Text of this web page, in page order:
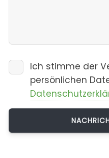
Ich stimme der
persönlichen